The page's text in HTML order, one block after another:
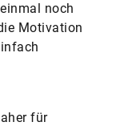
noch
Motivation
für